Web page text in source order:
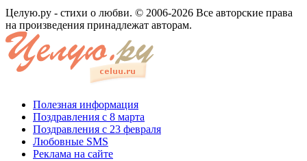
Целую.ру - стихи о любви. © 2006-2026 Все авторские права
на произведения принадлежат авторам.
Полезная информация
Поздравления с 8 марта
Поздравления с 23 февраля
Любовные SMS
Реклама на сайте